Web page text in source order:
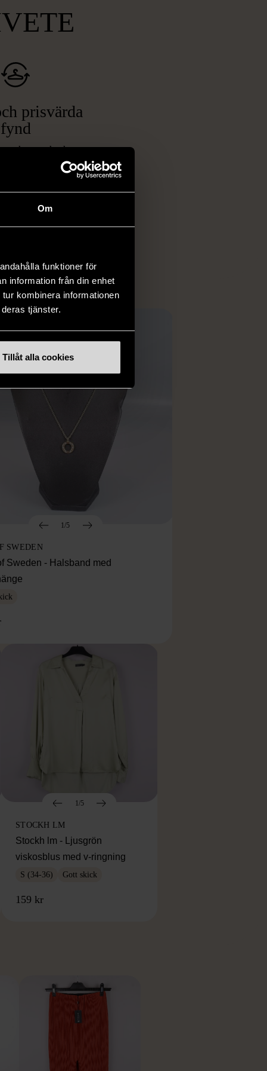
Om
funktioner för
information från din enhet
kombinera informationen
tjänster.
Tillåt alla cookies
prisvärda
fynd
ett brett utbud av
kläder och möbler
elektronik i våra
föremål som
vanliga butiker.
1/5
SWEDEN
Sweden - Halsband med
1/5
STOCKH LM
Stockh lm - Ljusgrön
viskosblus med v-ringning
S (34-36) Gott skick
159 kr